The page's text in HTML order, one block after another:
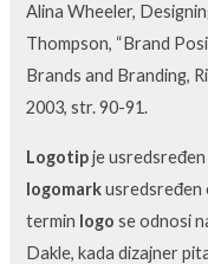
Alina Wheeler,
Thompson, “Brand
Brands and Branding,
2003, str. 90-91.
Logotipje usredsređen
logomarkusredsređen
termin logo se odnosi
Dakle, kada dizajner